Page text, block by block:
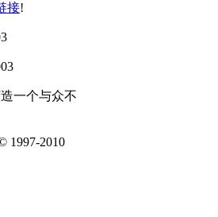
接!
一个与众不
1997-2010